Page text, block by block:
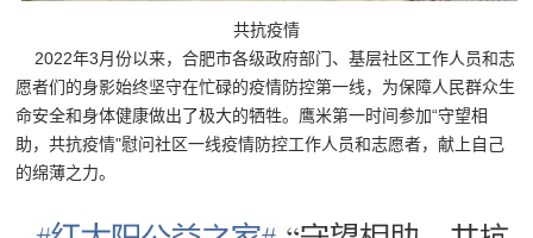
共抗疫情
2022年3月份以来，合肥市各级政府部门、基层社区工作人员和志
愿者们的身影始终坚守在忙碌的疫情防控第一线，为保障人民群众生
命安全和身体健康做出了极大的牺牲。鹰米第一时间参加“守望相
助，共抗疫情"慰问社区一线疫情防控工作人员和志愿者，献上自己
的绵薄之力。